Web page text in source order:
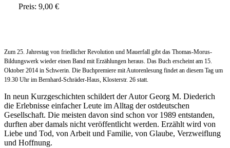
Preis: 9,00 €
Zum 25. Jahrestag von friedlicher Revolution und Mauerfall gibt das Thomas-Morus-
Bildungswerk wieder einen Band mit Erzählungen heraus. Das Buch erscheint am 15.
Oktober 2014 in Schwerin. Die Buchpremiere mit Autorenlesung findet an diesem Tag um
19.30 Uhr im Bernhard-Schräder-Haus, Klosterstr. 26 statt.
In neun Kurzgeschichten schildert der Autor Georg M. Diederich
die Erlebnisse einfacher Leute im Alltag der ostdeutschen
Gesellschaft. Die meisten davon sind schon vor 1989 entstanden,
durften aber damals nicht veröffentlicht werden. Erzählt wird von
Liebe und Tod, von Arbeit und Familie, von Glaube, Verzweiflung
und Hoffnung.